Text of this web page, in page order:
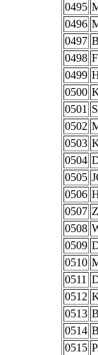
0495
0496
0497
0498
0499
0500
0501
0502
0503
0504
0505
0506
0507
0508
0509
0510
0511
0512
0513
0514
0515